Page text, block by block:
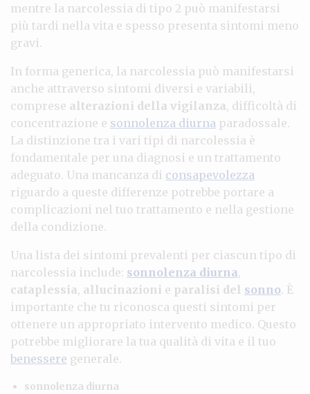
mentre la narcolessia di tipo 2 può manifestarsi
più tardi nella vita e spesso presenta sintomi meno
gravi.
In forma generica, la narcolessia può manifestarsi
anche attraverso sintomi diversi e variabili,
comprese alterazioni della vigilanza, difficoltà di
concentrazione e sonnolenza diurna paradossale.
La distinzione tra i vari tipi di narcolessia è
fondamentale per una diagnosi e un trattamento
adeguato. Una mancanza di consapevolezza
riguardo a queste differenze potrebbe portare a
complicazioni nel tuo trattamento e nella gestione
della condizione.
Una lista dei sintomi prevalenti per ciascun tipo di
narcolessia include: sonnolenza diurna,
cataplessia, allucinazioni e paralisi del sonno. È
importante che tu riconosca questi sintomi per
ottenere un appropriato intervento medico. Questo
potrebbe migliorare la tua qualità di vita e il tuo
benessere generale.
sonnolenza diurna